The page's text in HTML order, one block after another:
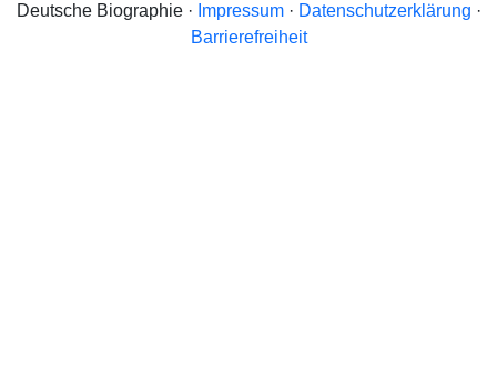
Deutsche Biographie · Impressum· Datenschutzerklärung ·
Barrierefreiheit